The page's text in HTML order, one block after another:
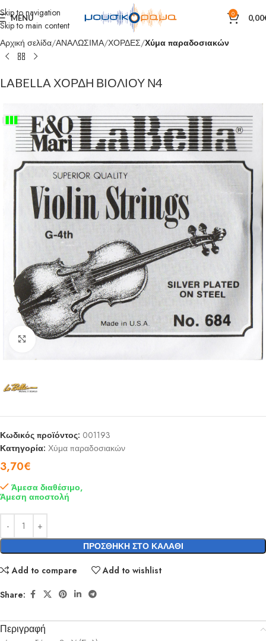
Skip to navigation
Skip to main content
MENU 0 0,00
Αρχική σελίδα ΑΝΑΛΩΣΙΜΑ ΧΟΡΔΕΣ Χύμα παραδοσιακών
LABELLA ΧΟΡΔΗ ΒΙΟΛΙΟΥ Ν4
Click to enlarge
Κωδικός προϊόντος: 001193
Κατηγορία: Χύμα παραδοσιακών
3,70€
Άμεσα διαθέσιμο,
Άμεση αποστολή
ΠΡΟΣΘΉΚΗ ΣΤΟ ΚΑΛΆΘΙ
Add to compare Add to wishlist
Share:
Περιγραφή